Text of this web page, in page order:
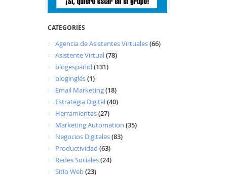
CATEGORIES
Agencia de Asistentes Virtuales(66)
Asistente Virtual(78)
blogespañol(131)
bloginglés(1)
Email Marketing(18)
Estrategia Digital(40)
Herramientas(27)
Marketing Automation (35)
Negocios Digitales(83)
Productividad (63)
Redes Sociales(24)
Sitio Web(23)